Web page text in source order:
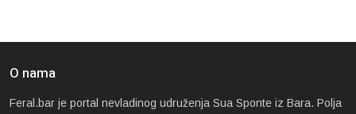
O nama
Feral.bar je portal nevladinog udruženja Sua Sponte iz Bara. Polja